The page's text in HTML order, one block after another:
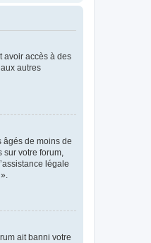
avoir accès à des
autres
âgés de moins de
votre forum,
légale
ait banni votre